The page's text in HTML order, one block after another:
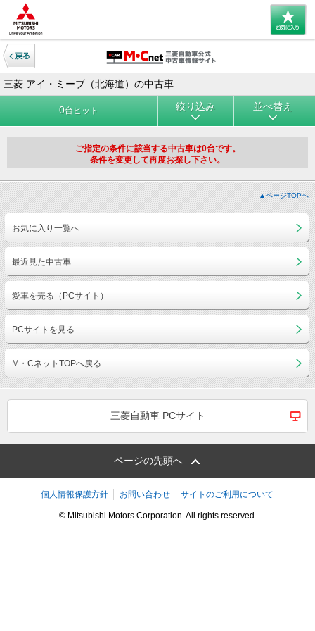
三菱 アイ・ミーブ（北海道）の中古車
0台ヒット 絞り込み 並べ替え
ご指定の条件に該当する中古車は0台です。
条件を変更して再度お探し下さい。
▲ページTOPへ
お気に入り一覧へ
最近見た中古車
愛車を売る（PCサイト）
PCサイトを見る
M・CネットTOPへ戻る
三菱自動車 PCサイト
ページの先頭へ
個人情報保護方針 お問い合わせ サイトのご利用について
© Mitsubishi Motors Corporation. All rights reserved.